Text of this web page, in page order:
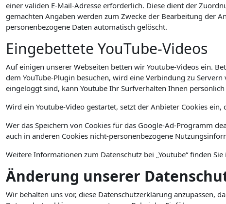
einer validen E-Mail-Adresse erforderlich. Diese dient der
gemachten Angaben werden zum Zwecke der Bearbeitung der
personenbezogene Daten automatisch gelöscht.
Eingebettete YouTube-Videos
Auf einigen unserer Webseiten betten wir Youtube-Videos ein.
dem YouTube-Plugin besuchen, wird eine Verbindung zu
eingeloggt sind, kann Youtube Ihr Surfverhalten Ihnen
Wird ein Youtube-Video gestartet, setzt der Anbieter Cookies
Wer das Speichern von Cookies für das Google-Ad-Programm
auch in anderen Cookies nicht-personenbezogene
Weitere Informationen zum Datenschutz bei „Youtube“ finden
Änderung unserer
Wir behalten uns vor, diese Datenschutzerklärung anzupassen,